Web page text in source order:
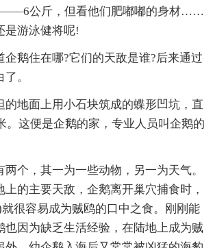
公斤，但看他们肥嘟嘟的身材……
是游泳健将呢!
企鹅住在哪?它们的天敌是谁?后来通过
。
的地面上用小石块筑成的蝶形凹坑，直
这便是企鹅的家，专业人员叫企鹅的
两个，其一为一些动物，另一为天气。
上的主要天敌，企鹅离开巢穴捕食时，
很容易成为贼鸥的口中之食。刚刚能
也因为缺乏生活经验，在陆地上成为贼